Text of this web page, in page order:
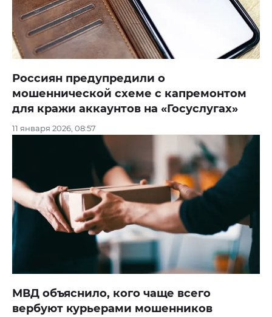
Россиян предупредили о
мошеннической схеме с капремонтом
для кражи аккаунтов на «Госуслугах»
11 января 2026, 08:57
МВД объяснило, кого чаще всего
вербуют курьерами мошенников